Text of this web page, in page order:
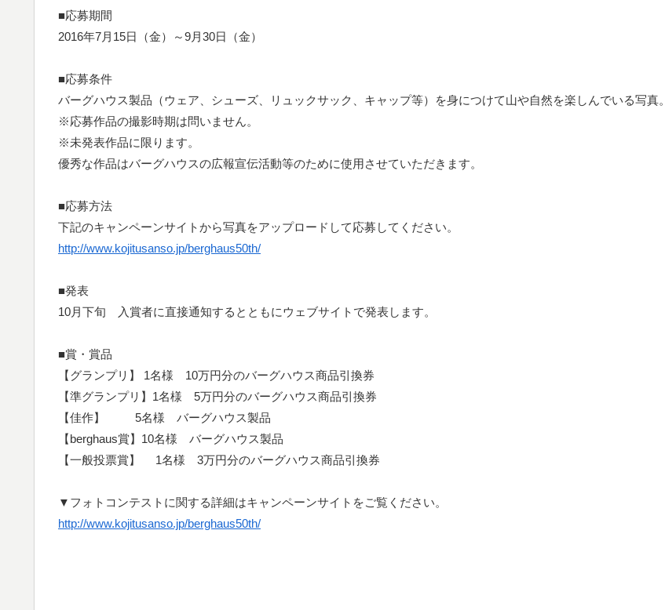
■応募期間
2016年7月15日（金）～9月30日（金）
■応募条件
バーグハウス製品（ウェア、シューズ、リュックサック、キャップ等）を身につけて山や自然を楽しんでいる写真。
※応募作品の撮影時期は問いません。
※未発表作品に限ります。
優秀な作品はバーグハウスの広報宣伝活動等のために使用させていただきます。
■応募方法
下記のキャンペーンサイトから写真をアップロードして応募してください。
http://www.kojitusanso.jp/berghaus50th/
■発表
10月下旬 入賞者に直接通知するとともにウェブサイトで発表します。
■賞・賞品
【グランプリ】 1名様 10万円分のバーグハウス商品引換券
【準グランプリ】1名様 5万円分のバーグハウス商品引換券
【佳作】 5名様 バーグハウス製品
【berghaus賞】10名様 バーグハウス製品
【一般投票賞】 1名様 3万円分のバーグハウス商品引換券
▼フォトコンテストに関する詳細はキャンペーンサイトをご覧ください。
http://www.kojitusanso.jp/berghaus50th/